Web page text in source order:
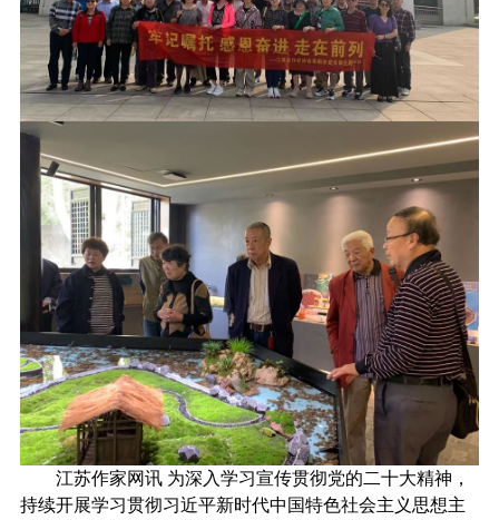
江苏作家网讯 为深入学习宣传贯彻党的二十大精神，
持续开展学习贯彻习近平新时代中国特色社会主义思想主